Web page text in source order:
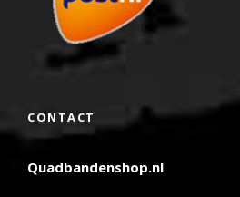
CONTACT
Quadbandenshop.nl